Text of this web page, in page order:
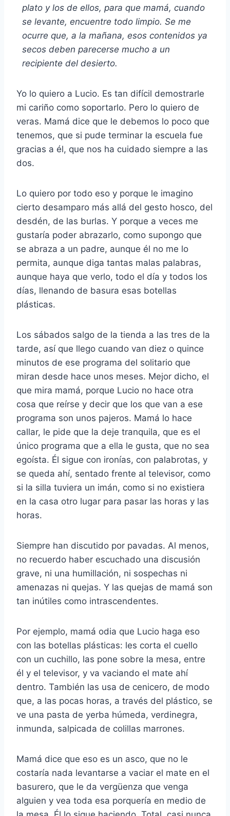
plato y los de ellos, para que mamá, cuando
se levante, encuentre todo limpio. Se me
ocurre que, a la mañana, esos contenidos ya
secos deben parecerse mucho a un
recipiente del desierto.
Yo lo quiero a Lucio. Es tan difícil demostrarle
mi cariño como soportarlo. Pero lo quiero de
veras. Mamá dice que le debemos lo poco que
tenemos, que si pude terminar la escuela fue
gracias a él, que nos ha cuidado siempre a las
dos.
Lo quiero por todo eso y porque le imagino
cierto desamparo más allá del gesto hosco, del
desdén, de las burlas. Y porque a veces me
gustaría poder abrazarlo, como supongo que
se abraza a un padre, aunque él no me lo
permita, aunque diga tantas malas palabras,
aunque haya que verlo, todo el día y todos los
días, llenando de basura esas botellas
plásticas.
Los sábados salgo de la tienda a las tres de la
tarde, así que llego cuando van diez o quince
minutos de ese programa del solitario que
miran desde hace unos meses. Mejor dicho, el
que mira mamá, porque Lucio no hace otra
cosa que reírse y decir que los que van a ese
programa son unos pajeros. Mamá lo hace
callar, le pide que la deje tranquila, que es el
único programa que a ella le gusta, que no sea
egoísta. Él sigue con ironías, con palabrotas, y
se queda ahí, sentado frente al televisor, como
si la silla tuviera un imán, como si no existiera
en la casa otro lugar para pasar las horas y las
horas.
Siempre han discutido por pavadas. Al menos,
no recuerdo haber escuchado una discusión
grave, ni una humillación, ni sospechas ni
amenazas ni quejas. Y las quejas de mamá son
tan inútiles como intrascendentes.
Por ejemplo, mamá odia que Lucio haga eso
con las botellas plásticas: les corta el cuello
con un cuchillo, las pone sobre la mesa, entre
él y el televisor, y va vaciando el mate ahí
dentro. También las usa de cenicero, de modo
que, a las pocas horas, a través del plástico, se
ve una pasta de yerba húmeda, verdinegra,
inmunda, salpicada de colillas marrones.
Mamá dice que eso es un asco, que no le
costaría nada levantarse a vaciar el mate en el
basurero, que le da vergüenza que venga
alguien y vea toda esa porquería en medio de